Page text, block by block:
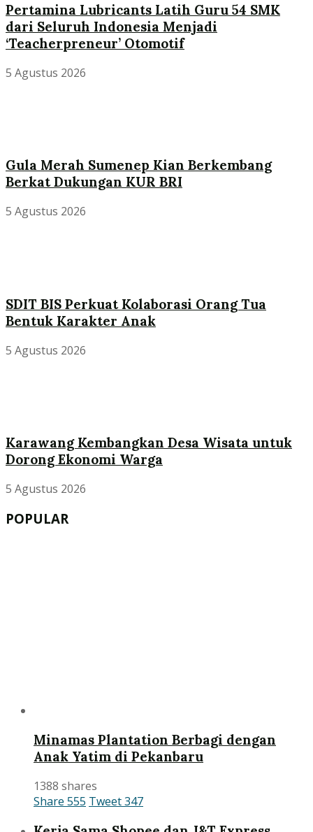
Pertamina Lubricants Latih Guru 54 SMK
dari Seluruh Indonesia Menjadi
‘Teacherpreneur’ Otomotif
5 Agustus 2026
Gula Merah Sumenep Kian Berkembang
Berkat Dukungan KUR BRI
5 Agustus 2026
SDIT BIS Perkuat Kolaborasi Orang Tua
Bentuk Karakter Anak
5 Agustus 2026
Karawang Kembangkan Desa Wisata untuk
Dorong Ekonomi Warga
5 Agustus 2026
POPULAR
Minamas Plantation Berbagi dengan
Anak Yatim di Pekanbaru
1388 shares
Share 555 Tweet347